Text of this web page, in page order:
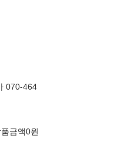
070-464
금액0원